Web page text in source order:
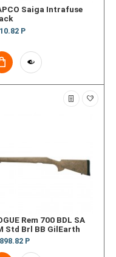
Saiga Intrafuse
Р
Rem 700 BDL SA
Std Brl BB GilEarth
Р